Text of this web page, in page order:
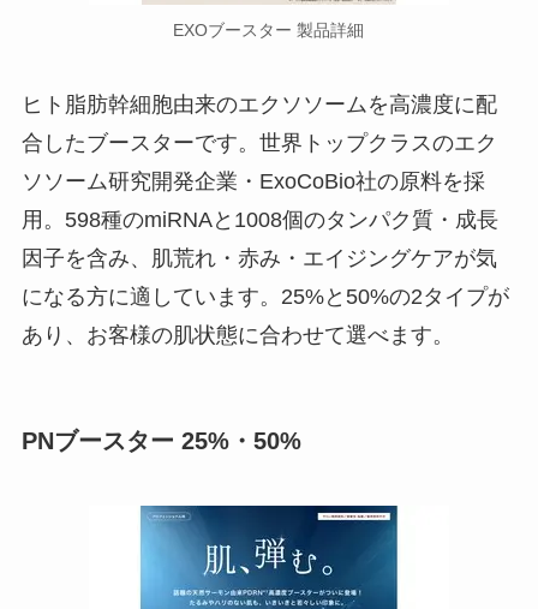
EXOブースター 製品詳細
ヒト脂肪幹細胞由来のエクソソームを高濃度に配
合したブースターです。世界トップクラスのエク
ソソーム研究開発企業・ExoCoBio社の原料を採
用。598種のmiRNAと1008個のタンパク質・成長
因子を含み、肌荒れ・赤み・エイジングケアが気
になる方に適しています。25%と50%の2タイプが
あり、お客様の肌状態に合わせて選べます。
PNブースター 25%・50%